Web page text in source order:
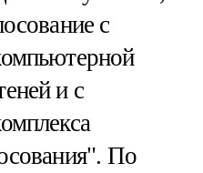
с
и с
По